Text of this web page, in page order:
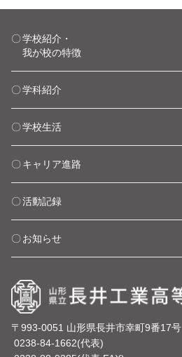
学校紹介・
我が校の特徴
学科紹介
学校生活
キャリア進路
活動記録
お知らせ
〒993-0051 山形県長井市幸町9番17号
0238-84-1662(代表)